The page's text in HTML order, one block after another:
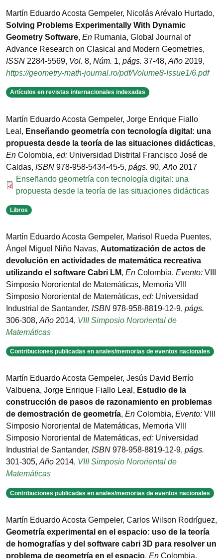
Martín Eduardo Acosta Gempeler, Nicolás Arévalo Hurtado,
Solving Problems Experimentally With Dynamic
Geometry Software, En Rumania, Global Journal of
Advance Research on Clasical and Modern Geometries,
ISSN 2284-5569, Vol. 8, Núm. 1, págs. 37-48, Año 2019,
https://geometry-math-journal.ro/pdf/Volume8-Issue1/6.pdf
Artículos en revistas internacionales indexadas
Martín Eduardo Acosta Gempeler, Jorge Enrique Fiallo
Leal , Enseñando geometría con tecnología digital: una
propuesta desde la teoría de las situaciones didácticas,
En Colombia, ed: Universidad Distrital Francisco José de
Caldas, ISBN 978-958-5434-45-5, págs. 90, Año 2017
Documento
Enseñando geometría con tecnología digital: una
propuesta desde la teoría de las situaciones didácticas
Libros
Martín Eduardo Acosta Gempeler, Marisol Rueda Puentes,
Ángel Miguel Niño Navas, Automatización de actos de
devolución en actividades de matemática recreativa
utilizando el software Cabri LM, En Colombia, Evento: VIII
Simposio Nororiental de Matemáticas, Memoria VIII
Simposio Nororiental de Matemáticas, ed: Universidad
Industrial de Santander, ISBN 978-958-8819-12-9, págs.
306-308, Año 2014, VIII Simposio Nororiental de
Matemáticas
Contribuciones publicadas en anales/memorias de eventos nacionales
Martín Eduardo Acosta Gempeler, Jesús David Berrío
Valbuena, Jorge Enrique Fiallo Leal , Estudio de la
construcción de pasos de razonamiento en problemas
de demostración de geometría, En Colombia, Evento: VIII
Simposio Nororiental de Matemáticas, Memoria VIII
Simposio Nororiental de Matemáticas, ed: Universidad
Industrial de Santander, ISBN 978-958-8819-12-9, págs.
301-305, Año 2014, VIII Simposio Nororiental de
Matemáticas
Contribuciones publicadas en anales/memorias de eventos nacionales
Martín Eduardo Acosta Gempeler, Carlos Wilson Rodríguez,
Geometría experimental en el espacio: uso de la teoría
de homografías y del software cabri 3D para resolver un
problema de geometría en el espacio, En Colombia,